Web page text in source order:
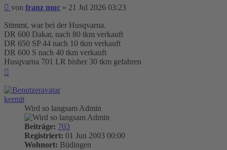
Beitrag
von franz muc » 21 Jul 2026 03:23
Stimmt, war bei der Husqvarna.
DR 600 Dakar, nach 80 tkm verkauft
DR 650 SP 44 nach 10 tkm verkauft
DR 600 S nach 40 tkm verkauft
Husqvarna 701 LR bisher 30 tkm gefahren
kermit
Wird so langsam Admin
Beiträge: 703
Registriert: 01 Jun 2003 00:00
Wohnort: Büdingen